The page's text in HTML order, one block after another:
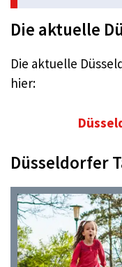
Die aktuelle
Die aktuelle
hier:
Düsseldorfer